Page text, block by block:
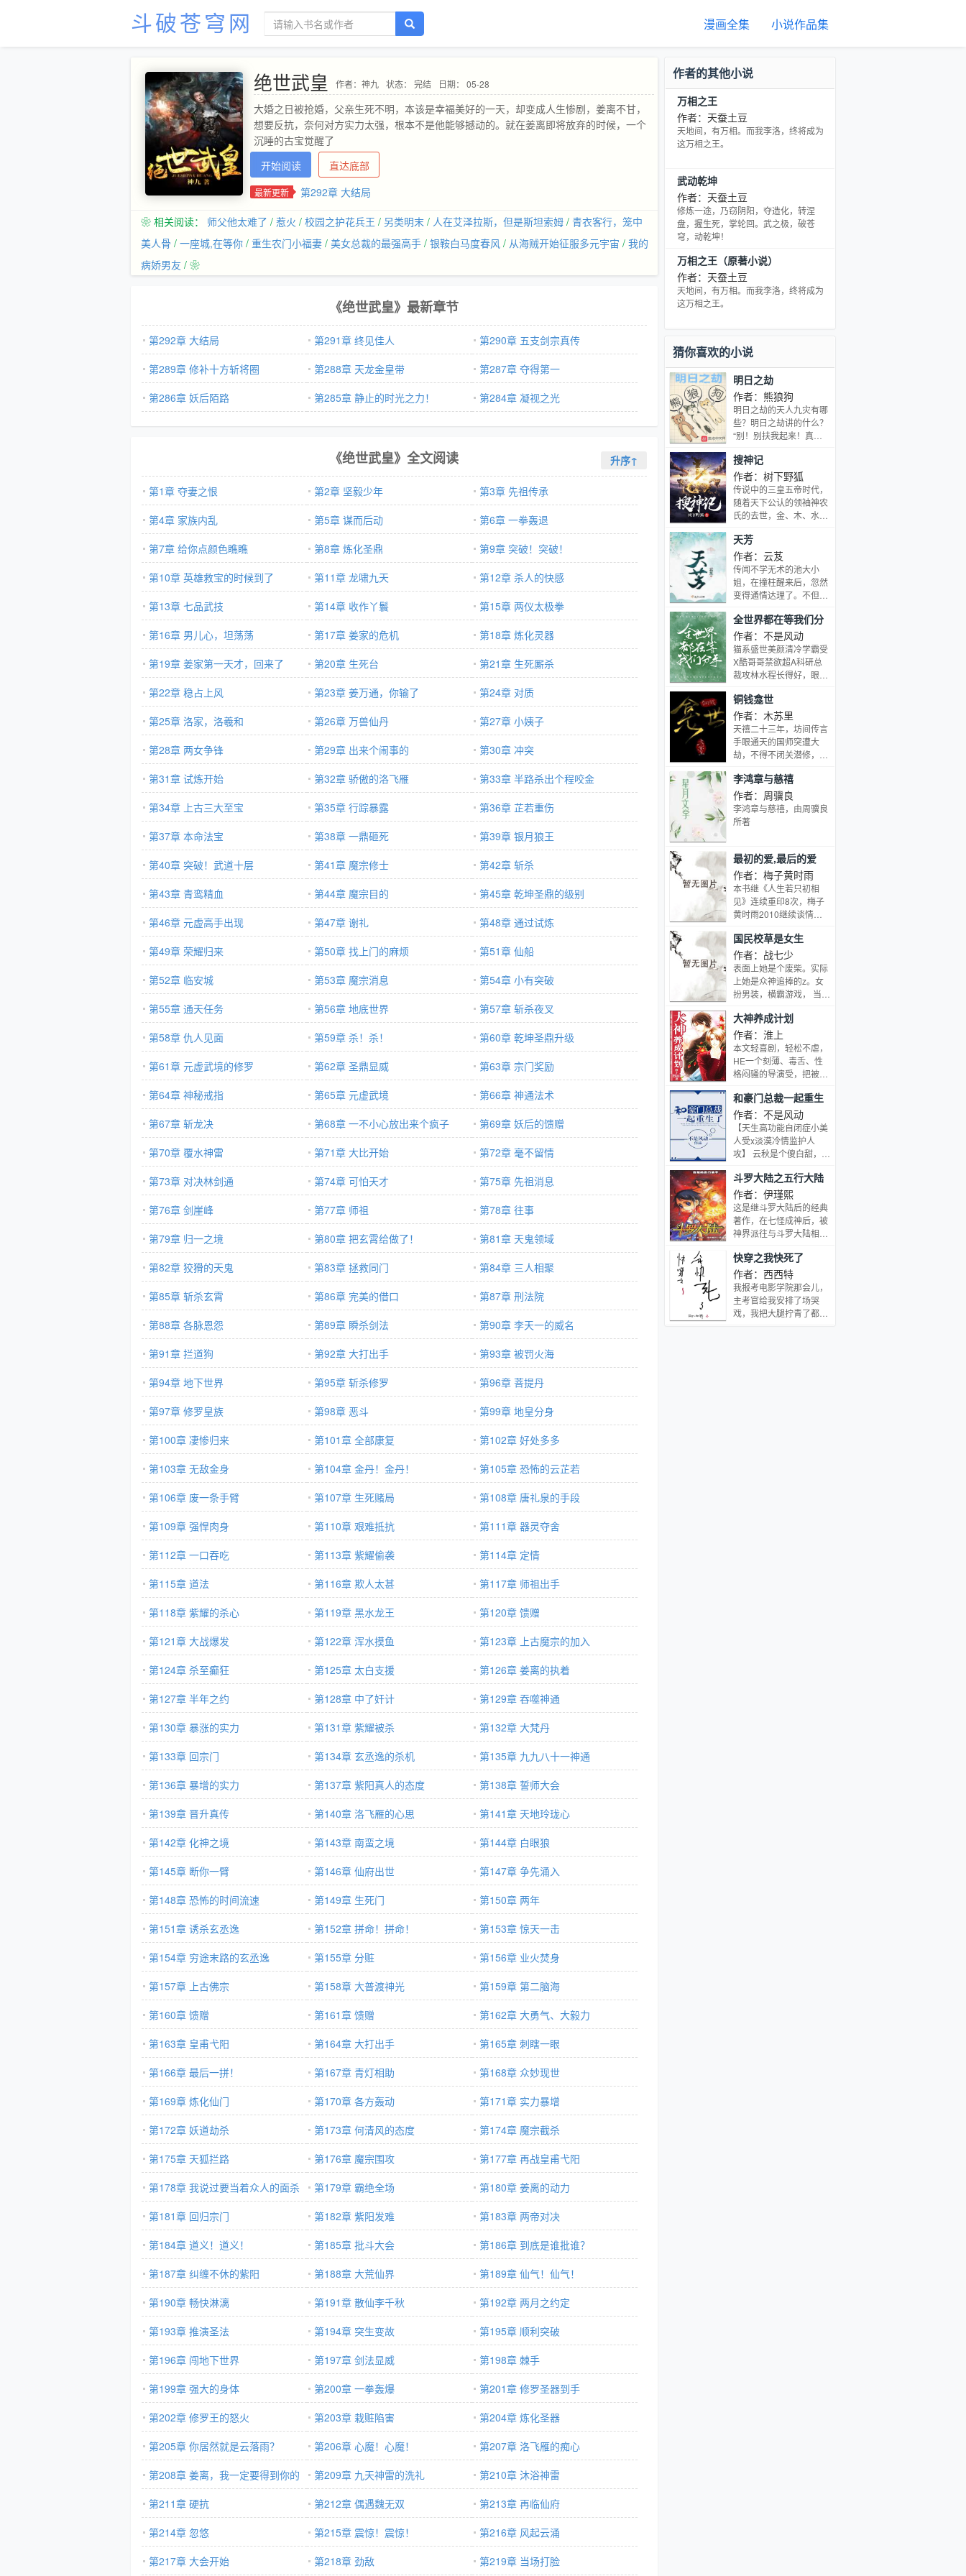
斗破苍穹网 漫画全集 小说作品集
绝世武皇 作者：神九 状态： 完结 日期： 05-28
大婚之日被抢婚，父亲生死不明，本该是幸福美好的一天，却变成人生惨剧，姜离不甘，
想要反抗，奈何对方实力太强，根本不是他能够撼动的。就在姜离即将放弃的时候，一个
沉睡的古宝觉醒了
开始阅读
直达底部
最新更新 第292章 大结局
❀ 相关阅读： 师父他太难了 / 惹火 / 校园之护花兵王 / 另类明末 / 人在艾泽拉斯，但是斯坦索姆 / 青衣客行，笼中
美人骨 / 一座城,在等你 / 重生农门小福妻 / 美女总裁的最强高手 / 银鞍白马度春风 / 从海贼开始征服多元宇宙 / 我的
病娇男友 / ❀
《绝世武皇》最新章节
第292章 大结局 第291章 终见佳人
第290章 五支剑宗真传
第289章 修补十方斩将圈
第288章 天龙金皇带
第287章 夺得第一
第286章 妖后陌路
第285章 静止的时光之力！ 第284章 凝视之光
《绝世武皇》全文阅读 升序↑
第1章 夺妻之恨 第2章 坚毅少年
第3章 先祖传承
第4章 家族内乱
第5章 谋而后动
第6章 一拳轰退
第7章 给你点颜色瞧瞧
第8章 炼化圣鼎
第9章 突破！突破！
第10章 英雄救宝的时候到了
第11章 龙啸九天
第12章 杀人的快感
第13章 七品武技
第14章 收作丫鬟
第15章 两仪太极拳
第16章 男儿心，坦荡荡
第17章 姜家的危机
第18章 炼化灵器
第19章 姜家第一天才，回来了
第20章 生死台
第21章 生死厮杀
第22章 稳占上风
第23章 姜万通，你输了
第24章 对质
第25章 洛家，洛羲和
第26章 万兽仙丹
第27章 小姨子
第28章 两女争锋
第29章 出来个闹事的
第30章 冲突
第31章 试炼开始
第32章 骄傲的洛飞雁
第33章 半路杀出个程咬金
第34章 上古三大至宝
第35章 行踪暴露
第36章 芷若重伤
第37章 本命法宝
第38章 一鼎砸死
第39章 银月狼王
第40章 突破！武道十层
第41章 魔宗修士
第42章 斩杀
第43章 青鸾精血
第44章 魔宗目的
第45章 乾坤圣鼎的级别
第46章 元虚高手出现
第47章 谢礼
第48章 通过试炼
第49章 荣耀归来
第50章 找上门的麻烦
第51章 仙船
第52章 临安城
第53章 魔宗消息
第54章 小有突破
第55章 通天任务
第56章 地底世界
第57章 斩杀夜叉
第58章 仇人见面
第59章 杀！杀！
第60章 乾坤圣鼎升级
第61章 元虚武境的修罗
第62章 圣鼎显威
第63章 宗门奖励
第64章 神秘戒指
第65章 元虚武境
第66章 神通法术
第67章 斩龙决
第68章 一不小心放出来个疯子
第69章 妖后的馈赠
第70章 覆水神雷
第71章 大比开始
第72章 毫不留情
第73章 对决林剑通
第74章 可怕天才
第75章 先祖消息
第76章 剑崖峰
第77章 师祖
第78章 往事
第79章 归一之境
第80章 把玄霄给做了！
第81章 天鬼领域
第82章 狡猾的天鬼
第83章 拯救同门
第84章 三人相聚
第85章 斩杀玄霄
第86章 完美的借口
第87章 刑法院
第88章 各脉恩怨
第89章 瞬杀剑法
第90章 李天一的威名
第91章 拦道狗
第92章 大打出手
第93章 被罚火海
第94章 地下世界
第95章 斩杀修罗
第96章 菩提丹
第97章 修罗皇族
第98章 恶斗
第99章 地皇分身
第100章 凄惨归来
第101章 全部康复
第102章 好处多多
第103章 无敌金身
第104章 金丹！金丹！
第105章 恐怖的云芷若
第106章 废一条手臂
第107章 生死赌局
第108章 唐礼泉的手段
第109章 强悍肉身
第110章 艰难抵抗
第111章 器灵夺舍
第112章 一口吞吃
第113章 紫耀偷袭
第114章 定情
第115章 道法
第116章 欺人太甚
第117章 师祖出手
第118章 紫耀的杀心
第119章 黑水龙王
第120章 馈赠
第121章 大战爆发
第122章 浑水摸鱼
第123章 上古魔宗的加入
第124章 杀至癫狂
第125章 太白支援
第126章 姜离的执着
第127章 半年之约
第128章 中了奸计
第129章 吞噬神通
第130章 暴涨的实力
第131章 紫耀被杀
第132章 大梵丹
第133章 回宗门
第134章 玄丞逸的杀机
第135章 九九八十一神通
第136章 暴增的实力
第137章 紫阳真人的态度
第138章 誓师大会
第139章 晋升真传
第140章 洛飞雁的心思
第141章 天地玲珑心
第142章 化神之境
第143章 南蛮之境
第144章 白眼狼
第145章 断你一臂
第146章 仙府出世
第147章 争先涌入
第148章 恐怖的时间流速
第149章 生死门
第150章 两年
第151章 诱杀玄丞逸
第152章 拼命！拼命！
第153章 惊天一击
第154章 穷途末路的玄丞逸
第155章 分赃
第156章 业火焚身
第157章 上古佛宗
第158章 大普渡神光
第159章 第二脑海
第160章 馈赠
第161章 馈赠
第162章 大勇气、大毅力
第163章 皇甫弋阳
第164章 大打出手
第165章 刺瞎一眼
第166章 最后一拼！
第167章 青灯相助
第168章 众妙现世
第169章 炼化仙门
第170章 各方轰动
第171章 实力暴增
第172章 妖道劫杀
第173章 何清风的态度
第174章 魔宗截杀
第175章 天狐拦路
第176章 魔宗围攻
第177章 再战皇甫弋阳
第178章 我说过要当着众人的面杀
你
第179章 霸绝全场
第180章 姜离的动力
第181章 回归宗门
第182章 紫阳发难
第183章 两帝对决
第184章 道义！道义！
第185章 批斗大会
第186章 到底是谁批谁？
第187章 纠缠不休的紫阳
第188章 大荒仙界
第189章 仙气！仙气！
第190章 畅快淋漓
第191章 散仙李千秋
第192章 两月之约定
第193章 推演圣法
第194章 突生变故
第195章 顺利突破
第196章 闯地下世界
第197章 剑法显威
第198章 棘手
第199章 强大的身体
第200章 一拳轰爆
第201章 修罗圣器到手
第202章 修罗王的怒火
第203章 栽赃陷害
第204章 炼化圣器
第205章 你居然就是云落雨？
第206章 心魔！心魔！
第207章 洛飞雁的痴心
第208章 姜离，我一定要得到你的
芳心
第209章 九天神雷的洗礼
第210章 沐浴神雷
第211章 硬抗
第212章 偶遇魏无双
第213章 再临仙府
第214章 忽悠
第215章 震惊！震惊！
第216章 风起云涌
第217章 大会开始
第218章 劲敌 第219章 当场打脸
作者的其他小说
万相之王
作者：天蚕土豆
天地间，有万相。而我李洛，终将成为
这万相之王。
武动乾坤
作者：天蚕土豆
修炼一途，乃窃阴阳，夺造化，转涅
盘，握生死，掌轮回。武之极，破苍
穹，动乾坤！
万相之王（原著小说）
作者：天蚕土豆
天地间，有万相。而我李洛，终将成为
这万相之王。
猜你喜欢的小说
明日之劫
作者：熊狼狗
明日之劫的天人九灾有哪
些？明日之劫讲的什么？
“别！别扶我起来！真
效率高！这叫学习习惯！
我没有睡觉！”懒乃是人
类之天性，但如果人人都
能化懒为宝，便可佑我人
族，万世奋进。（原书名
搜神记
作者：树下野狐
传说中的三皇五帝时代，
随着天下公认的领袖神农
氏的去世，金、木、水、
蠢欲动。就在这波涛暗涌
的蛮荒年代，几位少年横
空出世，龙神太子拓拔
野、蚩尤、未来黄帝姬远
玄、未来炎帝在机缘巧合
传奇历程。 长篇神话奇幻
小说《搜神记》，带你进
入一个充满瑰丽山川、珍
禽异兽、神功法术、爱恨
情仇的梦幻般的古代神话
世界。
天芳
作者：云芨
传闻不学无术的池大小
姐，在撞柱醒来后，忽然
变得通情达理了。不但琴
诗书礼仪，处处出众。
全世界都在等我们分
手
作者：不是风动
猫系盛世美颜清冷学霸受
X酷哥哥禁欲超A科研总
裁攻林水程长得好，眼尾
落银见他第一面，名字都
没问就把人带回了家。别
人都说傅二少一见钟情，
只有傅落银知道，眼前人
不需要名字，注定只能作
后来他慢慢想起，林水程
也一直没有问他的名字。
【知道真相后攻眼泪掉下
来】内容标签： 豪门世家
搜索关键字：主角：傅落
想好
铜钱龛世
作者：木苏里
天禧二十三年，坊间传言
手眼通天的国师突遭大
劫，不得不闭关潜修，百
年冬月，徽州府宁阳县多
了一位年轻僧人。僧人法
号玄悯，记忆全失，却略
通风水堪舆之术，来宁阳
宅里窝着的薛闲一同抄了
回去。从此，前半生“上
可捅天、下能震地”的薛
闲便多了一项人生追求
——如何才能让这个空有
皮相的秃驴早日蹬腿闭
眼、“含笑九泉”。薛闲：
你不高兴，我就高兴了；
你圆寂，我就笑死了。玄
悯：……
李鸿章与慈禧
作者：周骥良
李鸿章与慈禧，由周骥良
所著
最初的爱,最后的爱
作者：梅子黄时雨
本书继《人生若只初相
见》连续重印8次，梅子
黄时雨2010继续谈情解
爱情的真相，以爱之名，
止爱之殇！什么叫放纵？
我渴望重遇你，眼神渴望
抚摸你，声音渴望企及
你，最初的爱渴望走进最
人，一种是被背叛的，一
种是背叛的。男人永远不
懂，女人说分手是为了挽
留，所以，他们都认为自
己是前一种。每个人有两
次恋爱，最初的爱用来伤
害，最后的爱用来成熟，
N年后回首，为仍然相信
爱情的人们，记录的爱情
纪念物。作者的话——
国民校草是女生
作者：战七少
表面上她是个废柴。实际
上她是众神追捧的z。女
扮男装，横霸游戏， 当人
民沸腾了！ 薄九：“秦大
神，有女朋友吗？” 秦漠
放下笔记本：“没有。” 薄
九低声开撩：“那么从现
在开始你有了，就是
主薄九，男主秦漠。） 自
定义标签：宠文 废柴流
总裁 扮猪吃虎 豪门
大神养成计划
作者：淮上
本文轻喜剧，轻松不虐，
HE一个刻薄、毒舌、性
格闷骚的导演受，把被他
巨星的故事本文源自于作
者一直以来的怨念：为啥
被潜规则的都是小受，就
不能有一个又毒舌又高高
在上的美人受，把勤勤恳
吗？然后成了大神的小攻
还像没成名时一样，花心
又毒舌的导演受跟女王一
般招摇过市，小攻就像忠
心耿耿的卷毛大狗一样，
摇着尾巴跟在后边当小
弟………
和豪门总裁一起重生
了
作者：不是风动
【天生高功能自闭症小美
人受x淡漠冷情监护人
攻】 云秋是个傻白甜，漂
话。 听他的话在家等他，
听他的话被他标记，最后
怀了他的孩子，病床前等
不来一个人来送他。 重生
回这一年，云秋想要给自
家，学会独立生活，跟他
离婚。 新搬的楼层失火，
也能迅速带着东西逃出
来，只被烧枯了一点头
发。 却没想到，自己一心
要逃离的人，那天为他找
斗罗大陆之五行大陆
作者：伊瑾熙
这是继斗罗大陆后的经典
著作，在七怪成神后，被
神界派往与斗罗大陆相平
没有斗气，没有魔法，只
有和斗罗大陆相仿的武
魂。只不过魂力差的也不
是一星半点。 在另一个空
间中，存在着一个名叫五
快穿之我快死了
作者：西西特
我报考电影学院那会儿，
主考官给我安排了场哭
戏，我把大腿拧青了都没